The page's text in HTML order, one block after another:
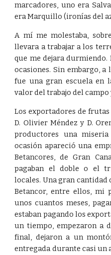
marcadores, uno era
era Marquillo (ironías del
A mí me molestaba,
llevara a trabajar a los
que me dejara durmiendo.
ocasiones. Sin embargo,
fue una gran escuela en
valor del trabajo del
Los exportadores de
D. Olivier Méndez y D.
productores una
ocasión apareció una
Betancores, de Gran
pagaban el doble o el
locales. Una gran cantidad
Betancor, entre ellos, mi
unos cuantos meses,
estaban pagando los
un tiempo, empezaron a
final, dejaron a un
entregada durante casi un